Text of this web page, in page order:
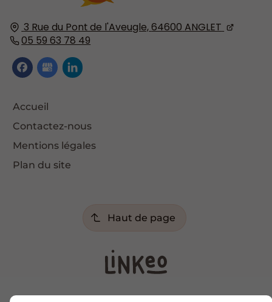
3 Rue du Pont de l'Aveugle,64600 ANGLET
05 59 63 78 49
Accueil
Contactez-nous
Mentions légales
Plan du site
Haut de page